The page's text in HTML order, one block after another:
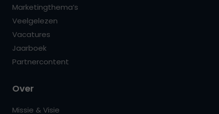
Marketingthema’s
Veelgelezen
Vacatures
Jaarboek
Partnercontent
Over
Missie & Visie